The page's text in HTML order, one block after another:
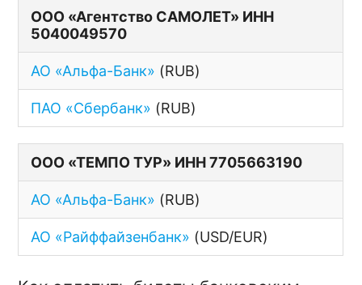
ООО «Агентство САМОЛЕТ» ИНН
5040049570
АО «Альфа-Банк» (RUB)
ПАО «Сбербанк» (RUB)
ООО «ТЕМПО ТУР» ИНН 7705663190
АО «Альфа-Банк» (RUB)
АО «Райффайзенбанк» (USD/EUR)